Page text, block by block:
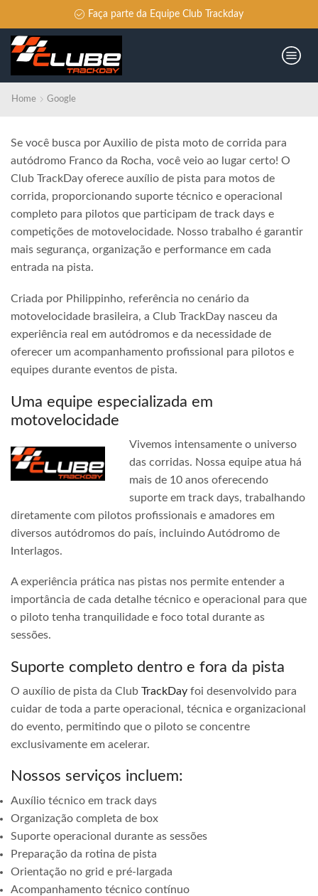
Faça parte da Equipe Club Trackday
Home Google
Se você busca por Auxilio de pista moto de corrida para
autódromo Franco da Rocha, você veio ao lugar certo! O
Club TrackDay oferece auxílio de pista para motos de
corrida, proporcionando suporte técnico e operacional
completo para pilotos que participam de track days e
competições de motovelocidade. Nosso trabalho é garantir
mais segurança, organização e performance em cada
entrada na pista.
Criada por Philippinho, referência no cenário da
motovelocidade brasileira, a Club TrackDay nasceu da
experiência real em autódromos e da necessidade de
oferecer um acompanhamento profissional para pilotos e
equipes durante eventos de pista.
Uma equipe especializada em
motovelocidade
Vivemos intensamente o universo
das corridas. Nossa equipe atua há
mais de 10 anos oferecendo
suporte em track days, trabalhando
diretamente com pilotos profissionais e amadores em
diversos autódromos do país, incluindo Autódromo de
Interlagos.
A experiência prática nas pistas nos permite entender a
importância de cada detalhe técnico e operacional para que
o piloto tenha tranquilidade e foco total durante as
sessões.
Suporte completo dentro e fora da pista
O auxílio de pista da Club TrackDay foi desenvolvido para
cuidar de toda a parte operacional, técnica e organizacional
do evento, permitindo que o piloto se concentre
exclusivamente em acelerar.
Nossos serviços incluem:
Auxílio técnico em track days
Organização completa de box
Suporte operacional durante as sessões
Preparação da rotina de pista
Orientação no grid e pré-largada
Acompanhamento técnico contínuo